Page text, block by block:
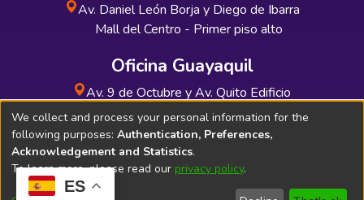
ES
Av. Daniel León Borja y Diego de Ibarra
Mall del Centro - Primer piso alto
Oficina Guayaquil
Av. 9 de Octubre y Av. Quito Edificio
INDUAUTO - Planta baja
Soporte Técnico Bibliolatino.com
We collect and process your personal information for the
following purposes: Authentication, Preferences,
Acknowledgement and Statistics.
To learn more, please read our privacy policy.